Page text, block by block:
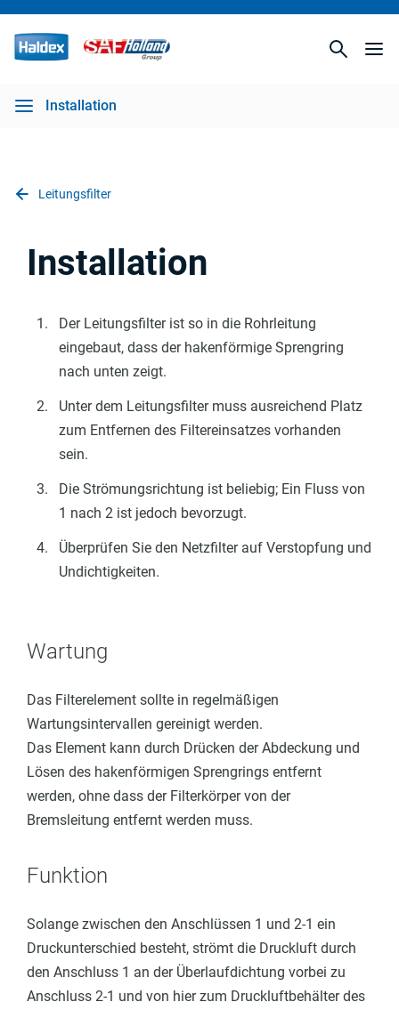
Installation
Leitungsfilter
Installation
Der Leitungsfilter ist so in die Rohrleitung
eingebaut, dass der hakenförmige Sprengring
nach unten zeigt.
Unter dem Leitungsfilter muss ausreichend Platz
zum Entfernen des Filtereinsatzes vorhanden
sein.
Die Strömungsrichtung ist beliebig; Ein Fluss von
1 nach 2 ist jedoch bevorzugt.
Überprüfen Sie den Netzfilter auf Verstopfung und
Undichtigkeiten.
Wartung
Das Filterelement sollte in regelmäßigen
Wartungsintervallen gereinigt werden.
Das Element kann durch Drücken der Abdeckung und
Lösen des hakenförmigen Sprengrings entfernt
werden, ohne dass der Filterkörper von der
Bremsleitung entfernt werden muss.
Funktion
Solange zwischen den Anschlüssen 1 und 2-1 ein
Druckunterschied besteht, strömt die Druckluft durch
den Anschluss 1 an der Überlaufdichtung vorbei zu
Anschluss 2-1 und von hier zum Druckluftbehälter des